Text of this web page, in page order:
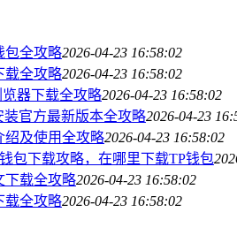
包全攻略2026-04-23 16:58:02
载全攻略2026-04-23 16:58:02
览器下载全攻略2026-04-23 16:58:02
装官方最新版本全攻略2026-04-23
绍及使用全攻略2026-04-23 16:58:02
包下载攻略，在哪里下载TP钱包
下载全攻略2026-04-23 16:58:02
载全攻略2026-04-23 16:58:02